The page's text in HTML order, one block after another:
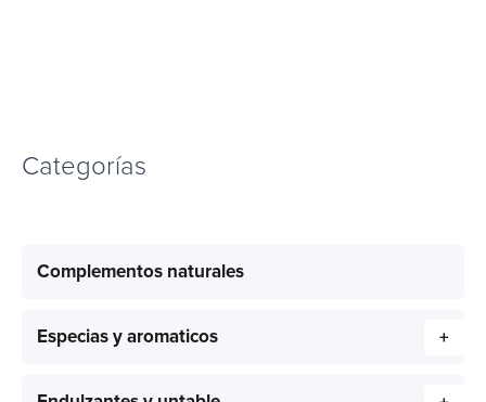
Categorías
Complementos naturales
Especias y aromaticos +